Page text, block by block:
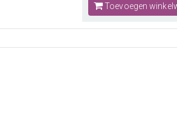
Toevoegen